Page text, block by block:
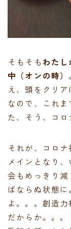
そもそも わた
中（オンの時）
え、頭をクリ
なので、これ
た、そう、コロ
それが、コロ
メインとなり
会もめっきり
ばならぬ状態
よ。。。創造
だからか。。